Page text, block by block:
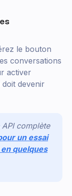
le bouton
conversations
activer
devenir
complète
un essai
quelques